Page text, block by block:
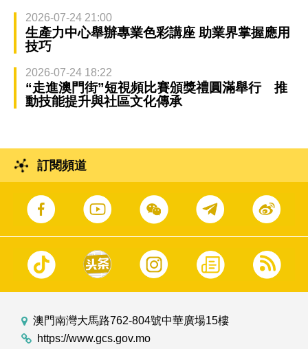
2026-07-24 21:00
生產力中心舉辦專業色彩講座 助業界掌握應用
技巧
2026-07-24 18:22
“走進澳門街”短視頻比賽頒獎禮圓滿舉行 推
動技能提升與社區文化傳承
訂閱頻道
澳門南灣大馬路762-804號中華廣場15樓
https://www.gcs.gov.mo